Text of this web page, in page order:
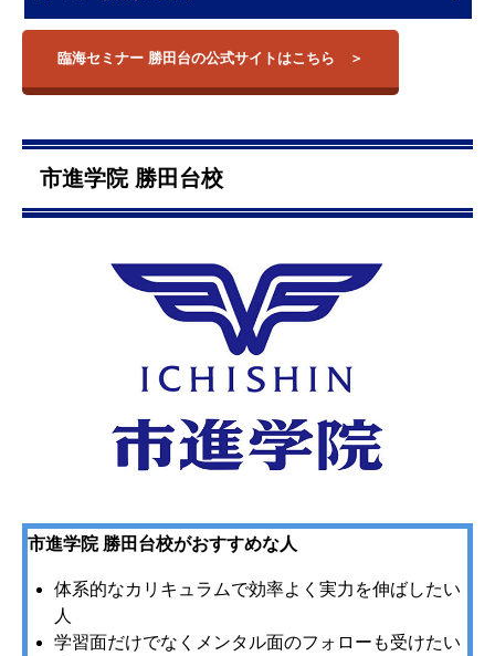
臨海セミナー 勝田台の公式サイトはこちら
市進学院 勝田台校
市進学院 勝田台校がおすすめな人
体系的なカリキュラムで効率よく実力を伸ばしたい
人
学習面だけでなくメンタル面のフォローも受けたい